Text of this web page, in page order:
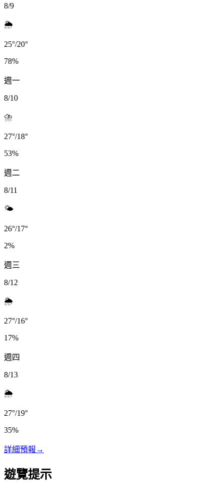
8/9
🌦️
25°/20°
78%
週一
8/10
⛈️
27°/18°
53%
週二
8/11
🌤️
26°/17°
2%
週三
8/12
🌦️
27°/16°
17%
週四
8/13
🌦️
27°/19°
35%
詳細預報 →
遊覽提示